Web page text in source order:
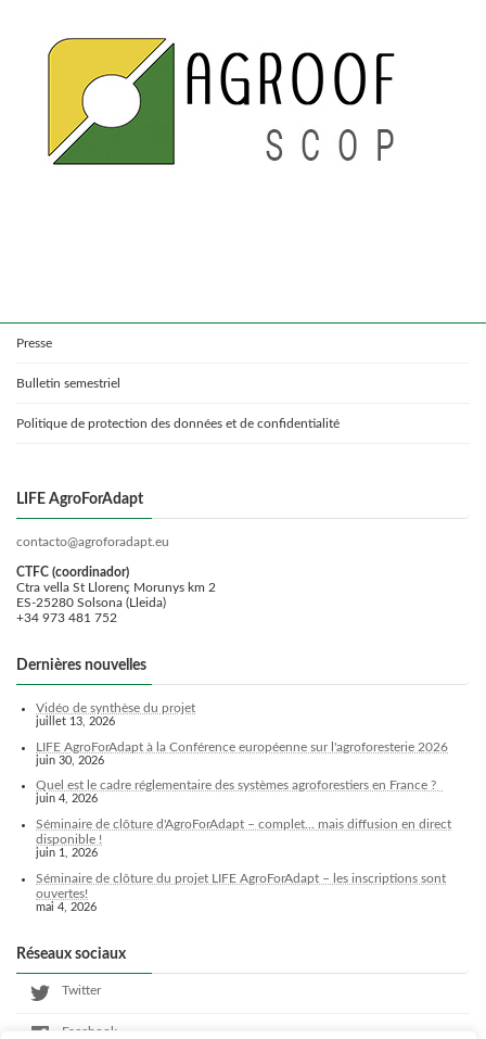
Presse
Bulletin semestriel
Politique de protection des données et de confidentialité
LIFE AgroForAdapt
contacto@agroforadapt.eu
CTFC (coordinador)
Ctra vella St Llorenç Morunys km 2
ES-25280 Solsona (Lleida)
+34 973 481 752
Dernières nouvelles
Vidéo de synthèse du projet
juillet 13, 2026
LIFE AgroForAdapt à la Conférence européenne sur l'agroforesterie 2026
juin 30, 2026
Quel est le cadre réglementaire des systèmes agroforestiers en France ?
juin 4, 2026
Séminaire de clôture d'AgroForAdapt – complet... mais diffusion en direct
disponible !
juin 1, 2026
Séminaire de clôture du projet LIFE AgroForAdapt – les inscriptions sont
ouvertes!
mai 4, 2026
Réseaux sociaux
Twitter
Facebook